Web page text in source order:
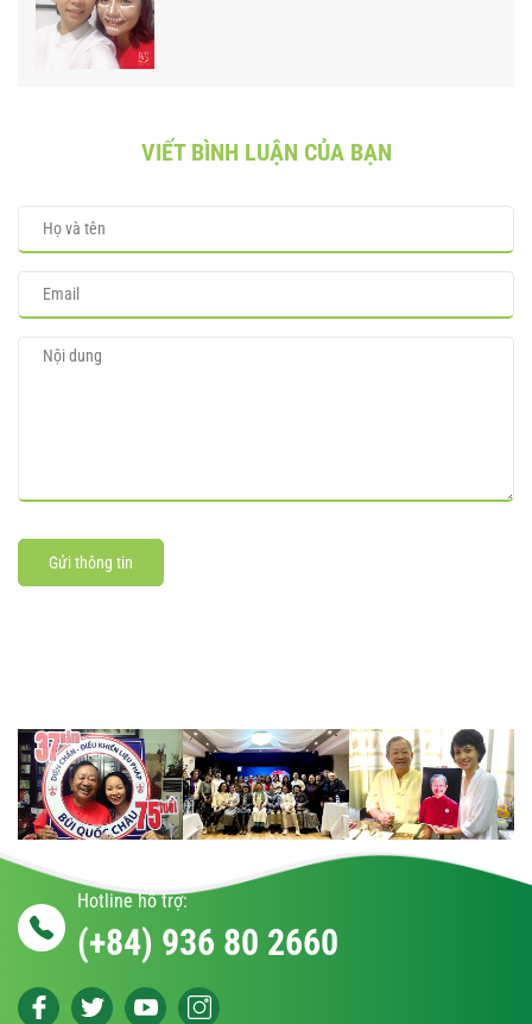
VIẾT BÌNH LUẬN CỦA BẠN
Gửi thông tin
Hotline hỗ trợ:
(+84) 936 80 2660